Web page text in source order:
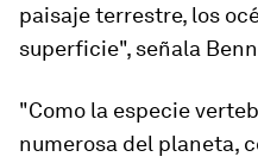
paisaje terrestre, los
superficie", señala
"Como la especie
numerosa del planeta,